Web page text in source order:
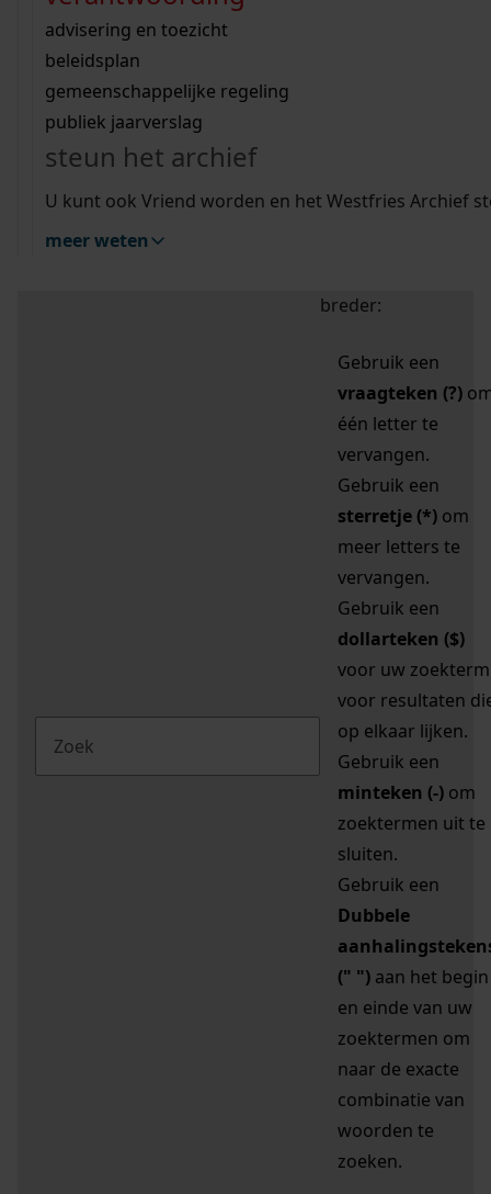
bouwvergunningen
omgevingsvergunningen
vergunningen
beeld en geluid
uitleg nodig?
Wij helpen u op weg met een aantal zoektips.
bekijk alle zoektips
Wij helpen u op weg met een aantal zoektips.
bekijk alle zoektips
bekijk ons geschiedenislokaal
advisering en toezicht
beleidsplan
gemeenschappelijke regeling
publiek jaarverslag
steun het archief
U kunt ook Vriend worden en het Westfries Archief
meer weten
zoektips
Mijn Studiezaal (inloggen)
uw zoekopdracht te
breder:
Gebruik een
vraagteken (?)
één letter te
vervangen.
Gebruik een
sterretje (*) om
meer letters te
vervangen.
Gebruik een
dollarteken ($)
voor uw zoekterm
voor resultaten
op elkaar lijken.
Gebruik een
minteken (-) om
zoektermen uit te
sluiten.
Gebruik een
Dubbele
(" ") aan het begin
en einde van uw
zoektermen om
naar de exacte
combinatie van
woorden te
zoeken.